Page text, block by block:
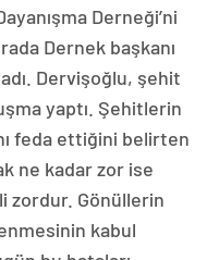
Derneği’ni
Dernek başkanı
Dervişoğlu, şehit
yaptı. Şehitlerin
feda ettiğini belirten
ne kadar zor ise
zordur. Gönüllerin
kabul